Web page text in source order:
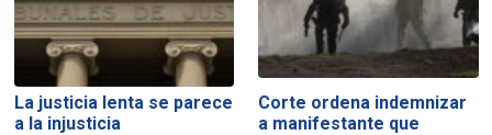
La justicia lenta se parece
a la injusticia
Corte ordena indemnizar
a manifestante que